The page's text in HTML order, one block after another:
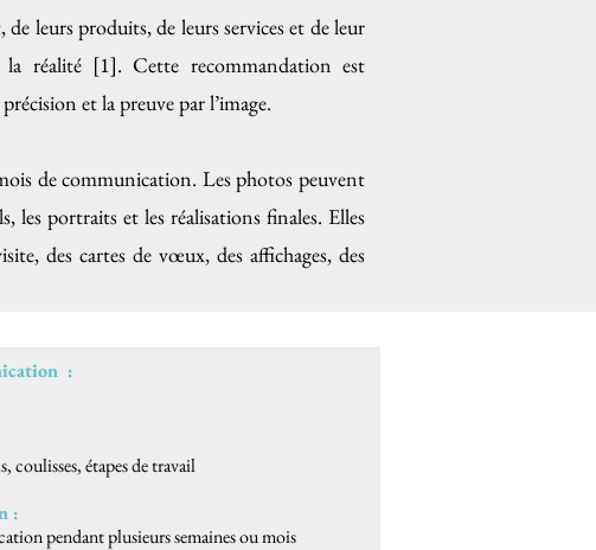
leurs produits, de leurs services et de leur
réalité [1]. Cette recommandation est
et la preuve par l’image.
de communication. Les photos peuvent
les portraits et les réalisations finales. Elles
des cartes de vœux, des affichages, des
:
coulisses, étapes de travail
:
pendant plusieurs semaines ou mois